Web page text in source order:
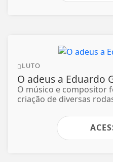
LUTO
O adeus a Eduardo
O músico e compositor
criação de diversas